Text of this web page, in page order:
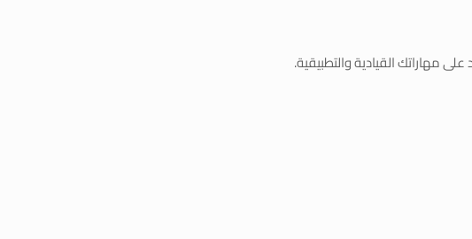
مهاراتك القيادية والتطبيقية.